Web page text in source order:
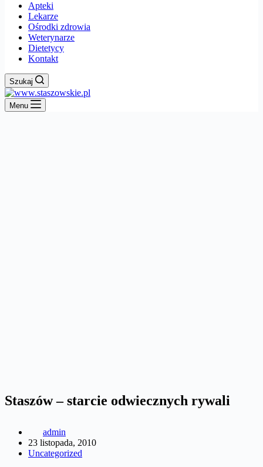
Apteki
Lekarze
Ośrodki zdrowia
Weterynarze
Dietetycy
Kontakt
Szukaj
Menu
Staszów – starcie odwiecznych rywali
admin
23 listopada, 2010
Uncategorized